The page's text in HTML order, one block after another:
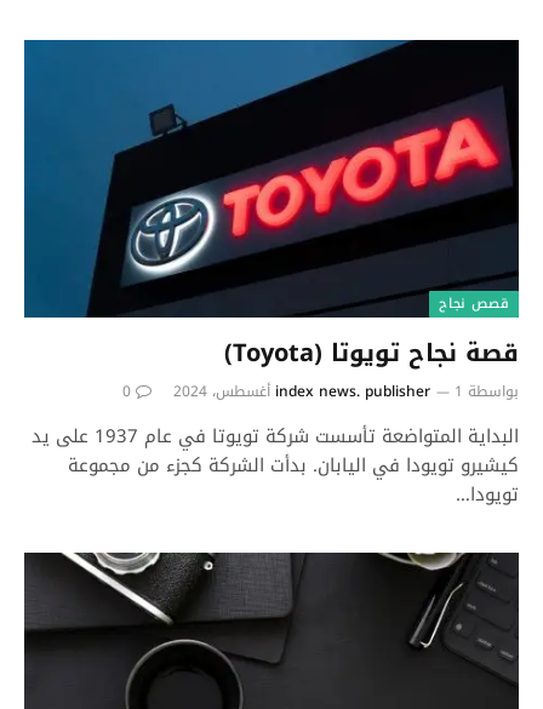
قصص نجاح
قصة نجاح تويوتا (Toyota)
بواسطة index news. publisher 1 أغسطس، 2024 0
البداية المتواضعة تأسست شركة تويوتا في عام 1937 على يد
كيشيرو تويودا في اليابان. بدأت الشركة كجزء من مجموعة
تويودا…